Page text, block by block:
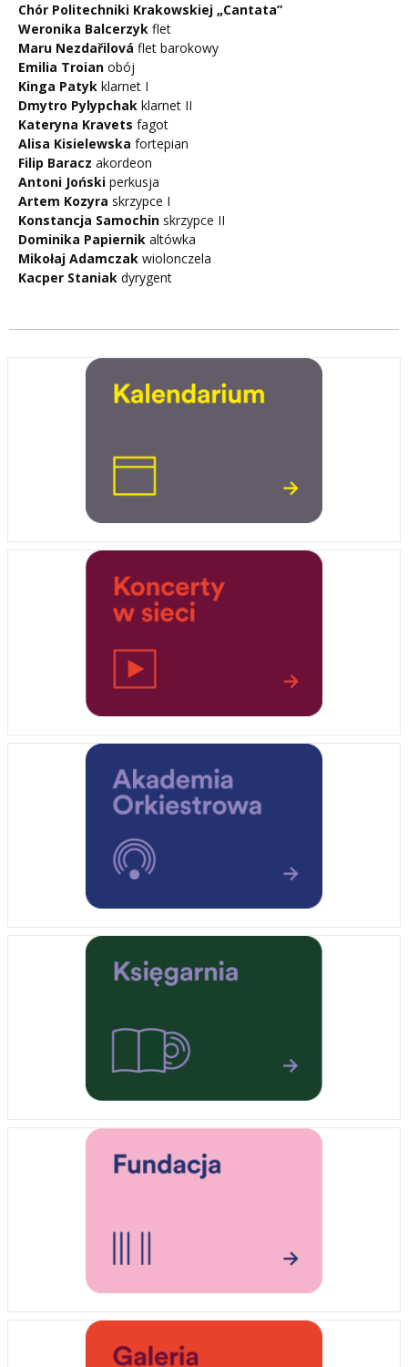
Chór Politechniki Krakowskiej „Cantata”
Weronika Balcerzyk flet
Maru Nezdařilová flet barokowy
Emilia Troian obój
Kinga Patyk klarnet I
Dmytro Pylypchak klarnet II
Kateryna Kravets fagot
Alisa Kisielewska fortepian
Filip Baracz akordeon
Antoni Joński perkusja
Artem Kozyra skrzypce I
Konstancja Samochin skrzypce II
Dominika Papiernik altówka
Mikołaj Adamczak wiolonczela
Kacper Staniak dyrygent